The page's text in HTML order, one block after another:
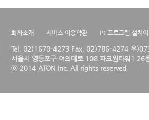
회사소개 서비스 이용약관 PC프로그램 설치
Tel. 02)1670-4273 Fax. 02)786-4274 우
서울시 영등포구 여의대로 108 파크원타워1 26
ⓒ 2014 ATON Inc. All rights reserved